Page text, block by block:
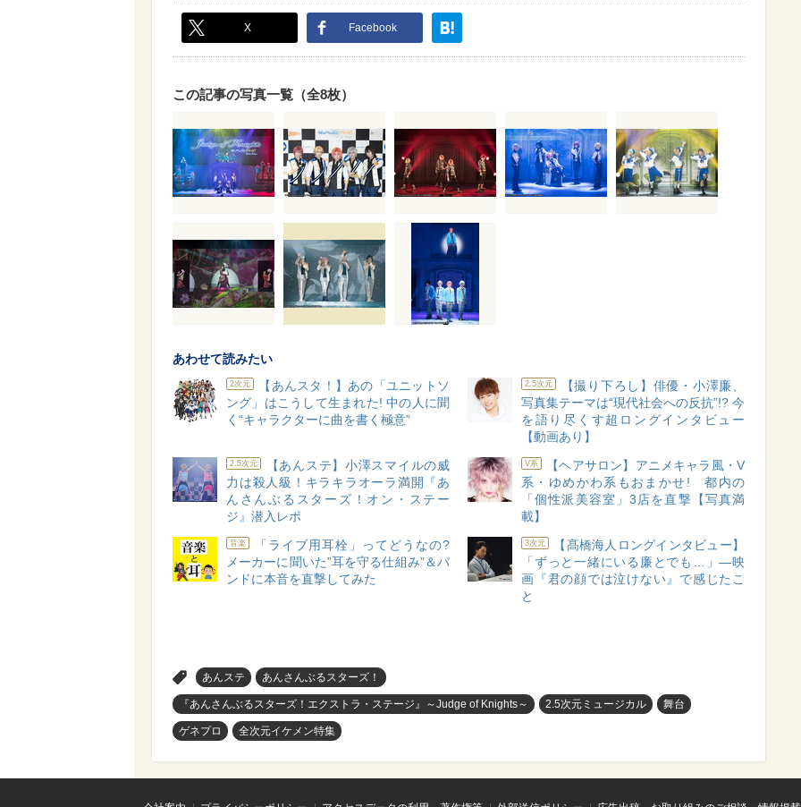
X Facebook
この記事の写真一覧（全8枚）
あわせて読みたい
2次元
【あんスタ！】あの「ユニットソ
ング」はこうして生まれた! 中の人に聞
く“キャラクターに曲を書く極意”
2.5次元
【撮り下ろし】俳優・小澤廉、
写真集テーマは“現代社会への反抗”!? 今
を語り尽くす超ロングインタビュー
【動画あり】
2.5次元
【あんステ】小澤スマイルの威
力は殺人級！キラキラオーラ満開『あ
んさんぶるスターズ！オン・ステー
ジ』潜入レポ
V系
【ヘアサロン】アニメキャラ風・V
系・ゆめかわ系もおまかせ! 都内の
「個性派美容室」3店を直撃【写真満
載】
音楽
「ライブ用耳栓」ってどうなの?
メーカーに聞いた”耳を守る仕組み”＆バ
ンドに本音を直撃してみた
3次元
【髙橋海人ロングインタビュー】
「ずっと一緒にいる廉とでも…」―映
画『君の顔では泣けない』で感じたこ
と
あんステ あんさんぶるスターズ！
『あんさんぶるスターズ！エクストラ・ステージ』～Judge of Knights～ 2.5次元ミュージカル 舞台
ゲネプロ 全次元イケメン特集